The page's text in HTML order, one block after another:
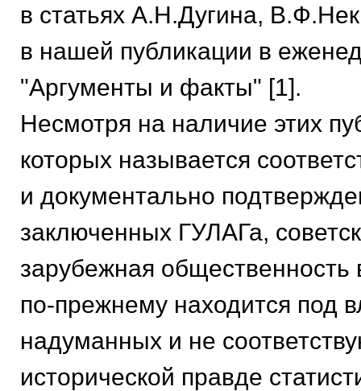
в статьях А.Н.Дугина,
в нашей публикации в
"Аргументы и факты" [1].
Несмотря на наличие этих
которых называется
и документально
заключенных ГУЛАГа,
зарубежная общественность
по-прежнему находится под
надуманных и не
исторической правде